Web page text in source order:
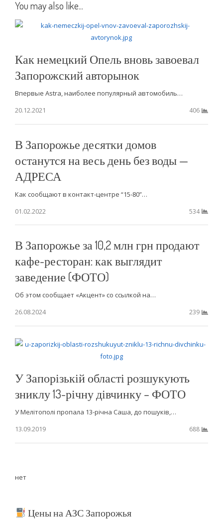
You may also like...
Как немецкий Опель вновь завоевал
Запорожский авторынок
Впервые Astra, наиболее популярный автомобиль…
20.12.2021
406
В Запорожье десятки домов
останутся на весь день без воды —
АДРЕСА
Как сообщают в контакт-центре “15-80”…
01.02.2022
534
В Запорожье за ​​10,2 млн грн продают
кафе-ресторан: как выглядит
заведение (ФОТО)
Об этом сообщает «Акцент» со ссылкой на…
26.08.2024
239
У Запорізькій області розшукують
зниклу 13-річну дівчинку – ФОТО
У Мелітополі пропала 13-річна Саша, до пошуків,…
13.09.2019
688
нет
Цены на АЗС Запорожья